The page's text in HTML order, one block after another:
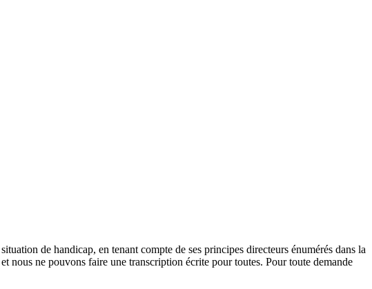
de handicap, en tenant compte de ses principes directeurs énumérés dans la
nous ne pouvons faire une transcription écrite pour toutes. Pour toute demande